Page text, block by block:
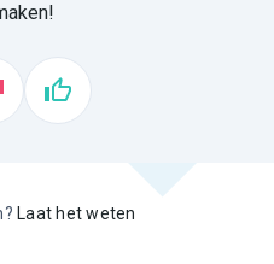
Laat het weten